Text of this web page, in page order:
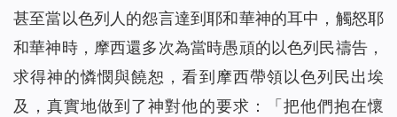
甚至當以色列人的怨言達到耶和華神的耳中，觸怒耶
和華神時，摩西還多次為當時愚頑的以色列民禱告，
求得神的憐憫與饒恕，看到摩西帶領以色列民出埃
及，真實地做到了神對他的要求：「 把他們抱在懷